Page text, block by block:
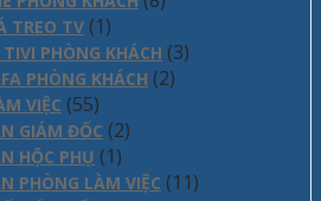
TREO TV (1)
TIVI PHÒNG KHÁCH (3)
PHÒNG KHÁCH (2)
VIỆC (55)
GIÁM ĐỐC (2)
HỘC PHỤ (1)
PHÒNG LÀM VIỆC (11)